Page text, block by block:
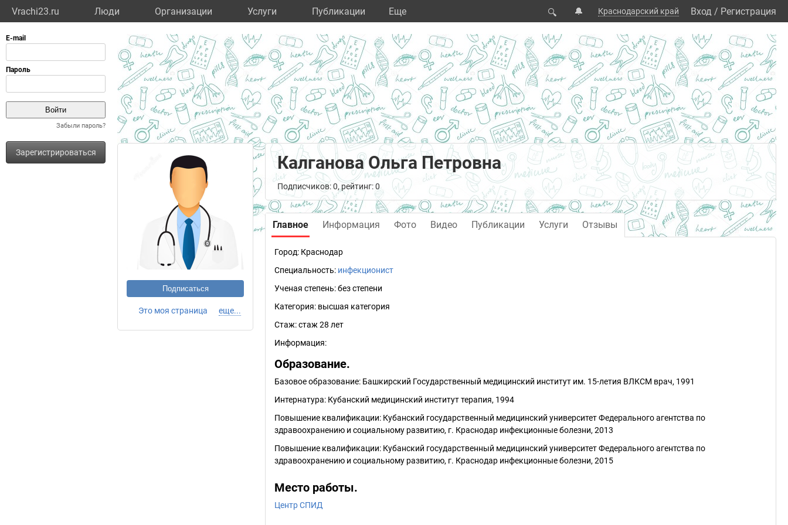
Vrachi23.ru Люди Организации Услуги Публикации Eще 🔍 🔔 Краснодарский край Вход / Регистрация
Забыли пароль?
Зарегистрироваться
Подписаться
Это моя страница еще...
Калганова Ольга Петровна
Подписчиков: 0, рейтинг: 0
Главное Информация Фото Видео Публикации Услуги Отзывы
Город: Краснодар
Специальность: инфекционист
Ученая степень:без степени
Категория: высшая категория
Стаж:стаж 28 лет
Информация:
Образование.
Базовое образование: Башкирский Государственный медицинский институт им. 15-летия ВЛКСМ врач, 1991
Интернатура: Кубанский медицинский институт терапия, 1994
Повышение квалификации: Кубанский государственный медицинский университет Федерального агентства по
здравоохранению и социальному развитию, г. Краснодар инфекционные болезни, 2013
Повышение квалификации: Кубанский государственный медицинский университет Федерального агентства по
здравоохранению и социальному развитию, г. Краснодар инфекционные болезни, 2015
Место работы.
Центр СПИД